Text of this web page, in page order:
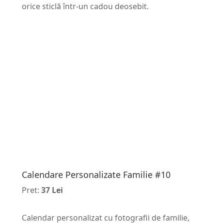
orice sticlă într-un cadou deosebit.
Calendare Personalizate Familie #10
Pret: 37 Lei
Calendar personalizat cu fotografii de familie,